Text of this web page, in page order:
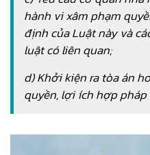
hành vi xâm phạm
định của Luật này và
luật có liên quan;
d) Khởi kiện ra tòa án
quyền, lợi ích hợp pháp